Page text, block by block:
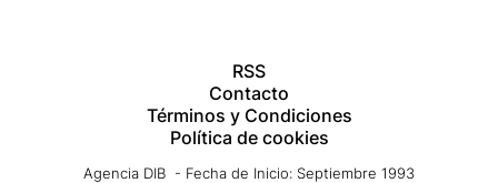
RSS
Contacto
Términos y Condiciones
Política de cookies
Agencia DIB - Fecha de Inicio: Septiembre 1993